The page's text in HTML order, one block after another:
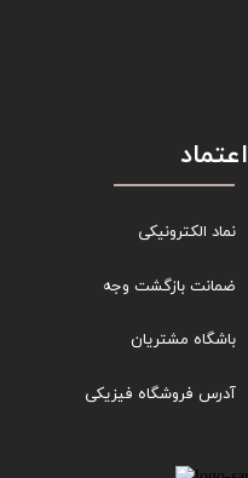
اعتماد
نماد الکترونیکی
ضمانت بازگشت وجه
باشگاه مشتریان
آدرس فروشگاه فیزیکی